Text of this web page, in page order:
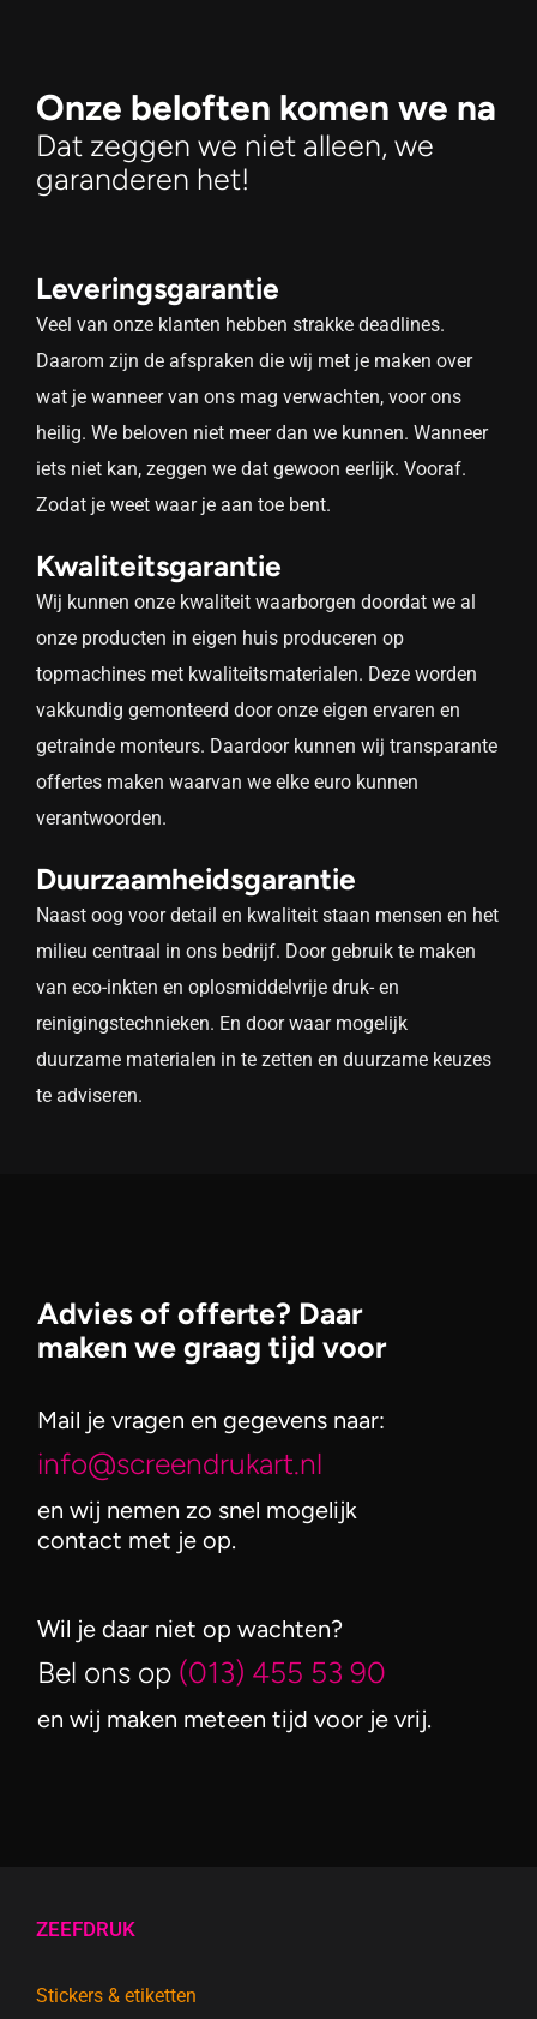
Onze beloften komen we na
Dat zeggen we niet alleen, we
garanderen het!
Leveringsgarantie
Veel van onze klanten hebben strakke deadlines.
Daarom zijn de afspraken die wij met je maken over
wat je wanneer van ons mag verwachten, voor ons
heilig. We beloven niet meer dan we kunnen. Wanneer
iets niet kan, zeggen we dat gewoon eerlijk. Vooraf.
Zodat je weet waar je aan toe bent.
Kwaliteitsgarantie
Wij kunnen onze kwaliteit waarborgen doordat we al
onze producten in eigen huis produceren op
topmachines met kwaliteitsmaterialen. Deze worden
vakkundig gemonteerd door onze eigen ervaren en
getrainde monteurs. Daardoor kunnen wij transparante
offertes maken waarvan we elke euro kunnen
verantwoorden.
Duurzaamheidsgarantie
Naast oog voor detail en kwaliteit staan mensen en het
milieu centraal in ons bedrijf. Door gebruik te maken
van eco-inkten en oplosmiddelvrije druk- en
reinigingstechnieken. En door waar mogelijk
duurzame materialen in te zetten en duurzame keuzes
te adviseren.
Advies of offerte? Daar
maken we graag tijd voor
Mail je vragen en gegevens naar:
info@screendrukart.nl
en wij nemen zo snel mogelijk
contact met je op.
Wil je daar niet op wachten?
Bel ons op (013) 455 53 90
en wij maken meteen tijd voor je vrij.
ZEEFDRUK
Stickers & etiketten